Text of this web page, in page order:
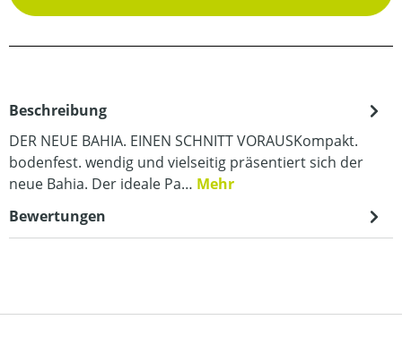
Beschreibung
DER NEUE BAHIA. EINEN SCHNITT VORAUSKompakt.
bodenfest. wendig und vielseitig präsentiert sich der
neue Bahia. Der ideale Pa… Mehr
Bewertungen